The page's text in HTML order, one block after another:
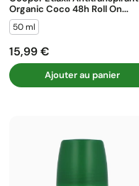
Organic Coco 48h Roll On...
50 ml
Prix
15,99 €
Ajouter au panier